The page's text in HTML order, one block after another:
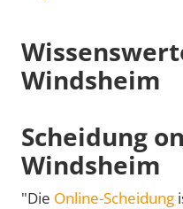
Windsheim
Scheidung
Windsheim
"Die Online-Scheidung